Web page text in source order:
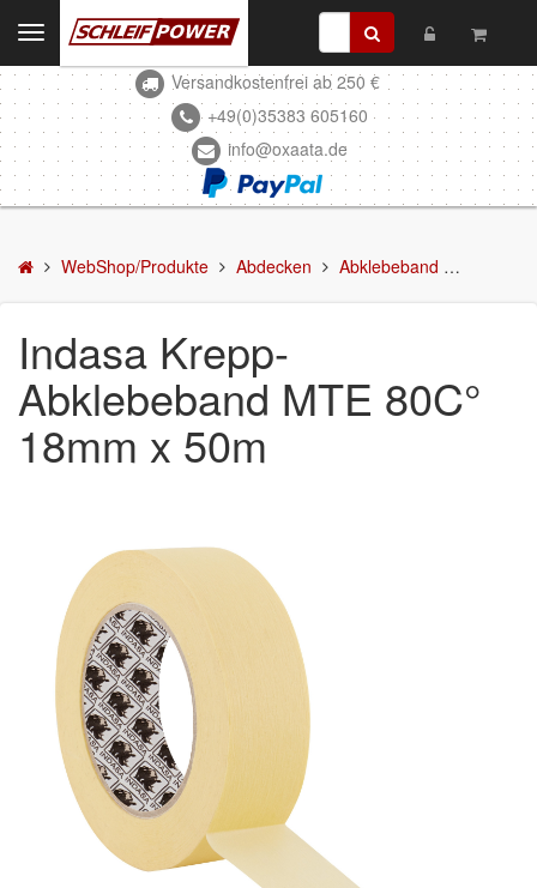
Kontakt
WebShop/Produkte
Schleifmittel
Kleben & Beschichten
Abklebeband
Abdeckfolie
Abdeckpapier
Spachteln
Lackieren
Polieren
Malerbedarf & Zubehör
Werkzeug & Maschinen
Reinigen
Arbeitsschutz
Toggle
navigation Versandkostenfrei ab 250 €
+49(0)35383 605160
info@oxaata.de
WebShop/Produkte Abdecken Abklebeband
Indasa Krepp-
Abklebeband MTE 80C°
18mm x 50m